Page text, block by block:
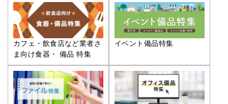
カフェ・飲食店など業者さ
ま向け食器・ 備品 特集
イベント備品特集